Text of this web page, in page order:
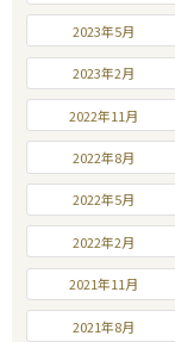
2023年5月
2023年2月
2022年11月
2022年8月
2022年5月
2022年2月
2021年11月
2021年8月